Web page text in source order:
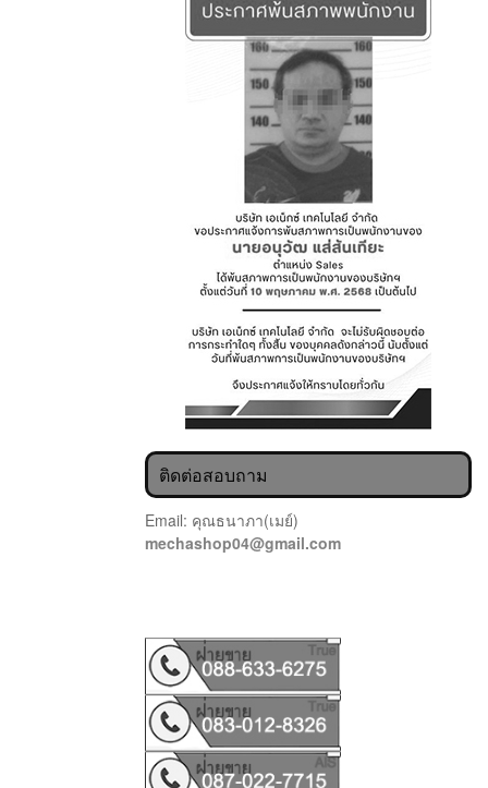
ติดต่อสอบถาม
Email: คุณธนาภา(เมย์)
mechashop04@gmail.com